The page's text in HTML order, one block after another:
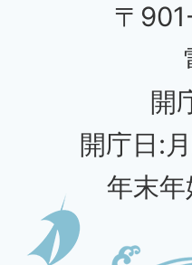
〒
開
開庁日:
年末